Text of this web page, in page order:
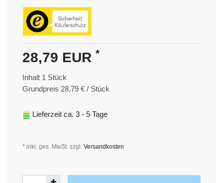
28,79 EUR *
Inhalt 1 Stück
Grundpreis 28,79 € / Stück
Lieferzeit ca. 3 - 5 Tage
* inkl. ges. MwSt. zzgl. Versandkosten